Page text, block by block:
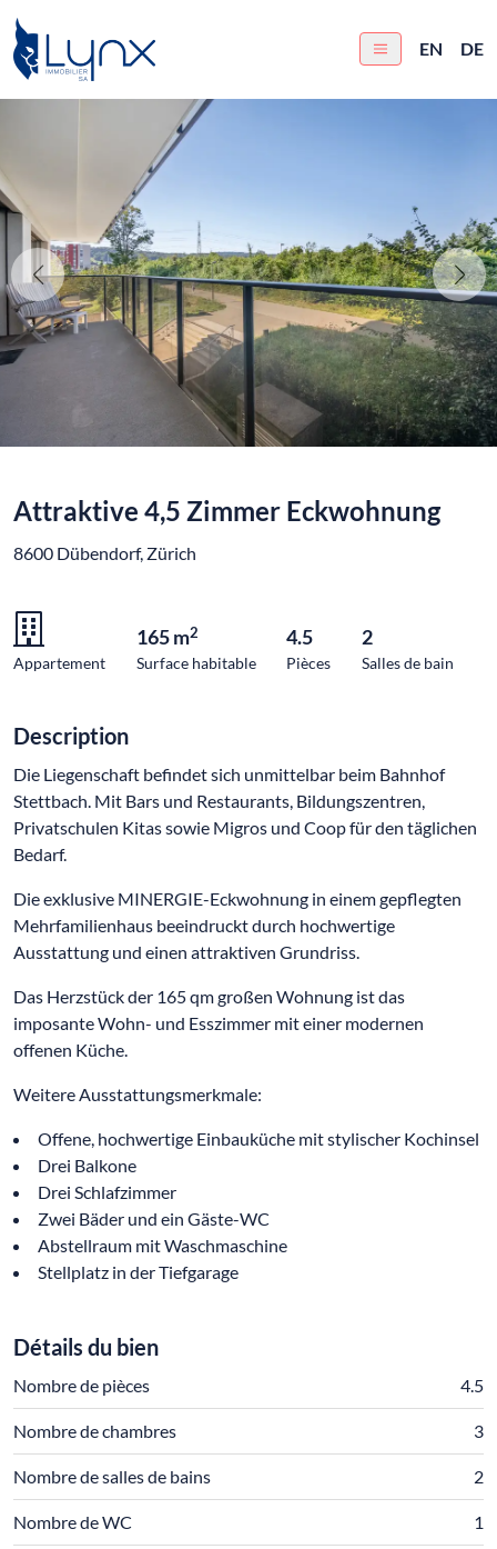
EN DE
Attraktive 4,5 Zimmer Eckwohnung
8600 Dübendorf, Zürich
Appartement
165 m2
Surface habitable
4.5
Pièces
2
Salles de bain
Description
Die Liegenschaft befindet sich unmittelbar beim Bahnhof
Stettbach. Mit Bars und Restaurants, Bildungszentren,
Privatschulen Kitas sowie Migros und Coop für den täglichen
Bedarf.
Die exklusive MINERGIE-Eckwohnung in einem gepflegten
Mehrfamilienhaus beeindruckt durch hochwertige
Ausstattung und einen attraktiven Grundriss.
Das Herzstück der 165 qm großen Wohnung ist das
imposante Wohn- und Esszimmer mit einer modernen
offenen Küche.
Weitere Ausstattungsmerkmale:
Offene, hochwertige Einbauküche mit stylischer Kochinsel
Drei Balkone
Drei Schlafzimmer
Zwei Bäder und ein Gäste-WC
Abstellraum mit Waschmaschine
Stellplatz in der Tiefgarage
Détails du bien
Nombre de pièces 4.5
Nombre de chambres 3
Nombre de salles de bains 2
Nombre de WC 1